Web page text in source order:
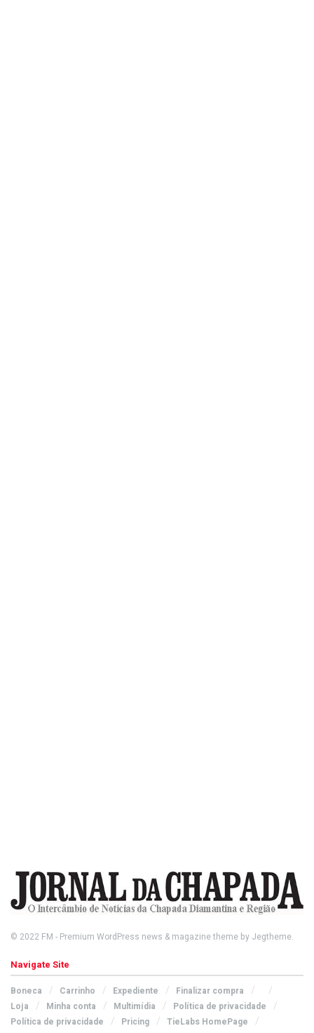
© 2022 FM - Premium WordPress news & magazine theme by Jegtheme.
Navigate Site
Boneca Carrinho Expediente
Finalizar compra
Loja
Minha conta Multimídia
Política de privacidade
Política de privacidade
Pricing
TieLabs HomePage